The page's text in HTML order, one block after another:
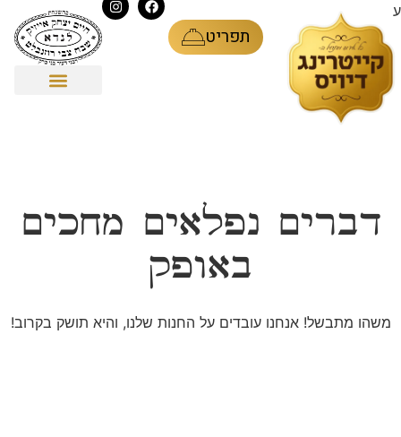
ע
תפריט
דברים נפלאים מחכים
באופק
משהו מתבשל! אנחנו עובדים על החנות שלנו, והיא תושק בקרוב!